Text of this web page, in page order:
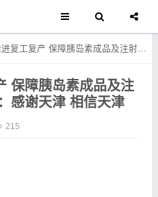
保障胰岛素成品及注射器械供应 诺和诺德：感谢天津 相信天津
保障胰岛素成品及注
感谢天津 相信天津
215